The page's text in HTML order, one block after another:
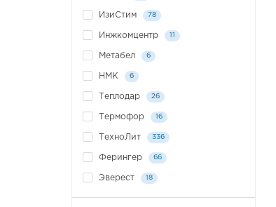
ИзиСтим 78
Инжкомцентр
Метабел 6
НМК 6
Теплодар 26
Термофор 16
ТехноЛит 336
Ферингер 66
Эверест 18